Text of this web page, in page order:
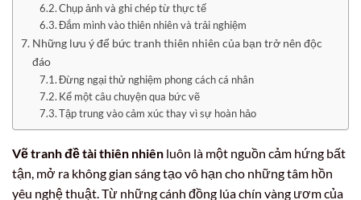
Chụp ảnh và ghi chép từ thực tế
Đắm mình vào thiên nhiên và trải nghiệm
Những lưu ý để bức tranh thiên nhiên của bạn trở nên độc
đáo
Đừng ngại thử nghiệm phong cách cá nhân
Kể một câu chuyện qua bức vẽ
Tập trung vào cảm xúc thay vì sự hoàn hảo
Vẽ tranh đề tài thiên nhiên luôn là một nguồn cảm hứng bất
tận, mở ra không gian sáng tạo vô hạn cho những tâm hồn
yêu nghệ thuật. Từ những cánh đồng lúa chín vàng ươm của